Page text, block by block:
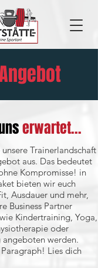
erwartet...
Trainerlandschaft
aus. Das bedeutet
Kompromisse! in
bieten wir euch
Ausdauer und mehr,
Business Partner
Kindertraining, Yoga,
oder
angeboten werden.
Lies dich